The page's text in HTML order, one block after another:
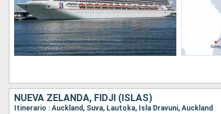
NUEVA ZELANDA, FIDJI (ISLAS)
Itinerario : Auckland, Suva, Lautoka, Isla Dravuni, Auckland